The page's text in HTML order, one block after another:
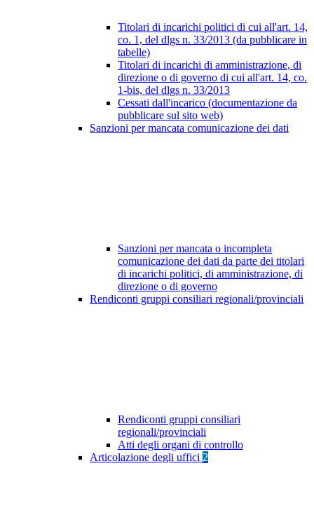
Titolari di incarichi politici di cui all'art. 14,
co. 1, del dlgs n. 33/2013 (da pubblicare in
tabelle)
Titolari di incarichi di amministrazione, di
direzione o di governo di cui all'art. 14, co.
1-bis, del dlgs n. 33/2013
Cessati dall'incarico (documentazione da
pubblicare sul sito web)
Sanzioni per mancata comunicazione dei dati
Sanzioni per mancata o incompleta
comunicazione dei dati da parte dei titolari
di incarichi politici, di amministrazione, di
direzione o di governo
Rendiconti gruppi consiliari regionali/provinciali
Rendiconti gruppi consiliari
regionali/provinciali
Atti degli organi di controllo
Articolazione degli uffici 2